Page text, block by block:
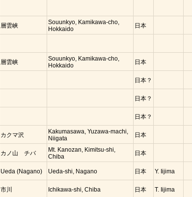
層雲峡
Souunkyo, Kamikawa-cho,
Hokkaido
日本
層雲峡
Souunkyo, Kamikawa-cho,
Hokkaido
日本
日本？
日本？
日本？
カクマ沢
Kakumasawa, Yuzawa-machi,
Niigata
日本
カノ山 チバ
Mt. Kanozan, Kimitsu-shi,
Chiba
日本
Ueda (Nagano) Ueda-shi, Nagano 日本 Y. Iijima
市川 Ichikawa-shi, Chiba 日本 T. Iijima